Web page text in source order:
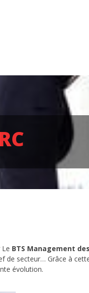
BTS Management
de secteur… Grâce à
évolution.